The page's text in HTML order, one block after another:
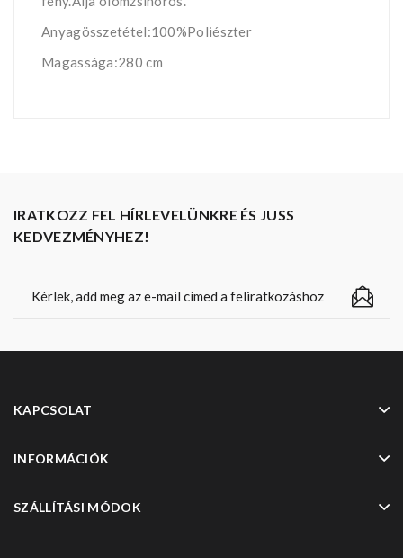
Anyagösszetétel:100%Poliészter
Magassága:280 cm
IRATKOZZ FEL HÍRLEVELÜNKRE ÉS JUSS
KEDVEZMÉNYHEZ!
KAPCSOLAT
INFORMÁCIÓK
SZÁLLÍTÁSI MÓDOK